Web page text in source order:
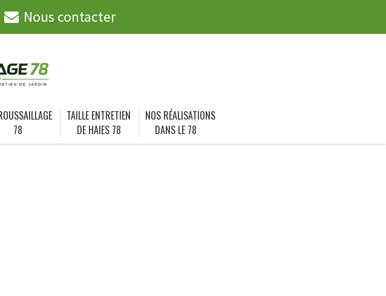
Nous contacter
78
TAILLE ENTRETIEN
DE HAIES 78
NOS RÉALISATIONS
DANS LE 78